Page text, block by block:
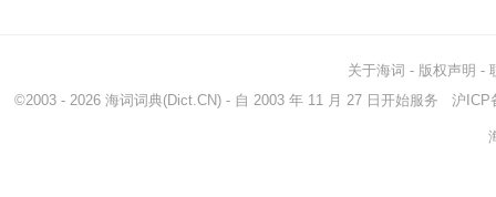
关于海词 - 版权声明 -
©2003 - 2026 海词词典(Dict.CN) - 自 2003 年 11 月 27 日开始服务 沪ICP